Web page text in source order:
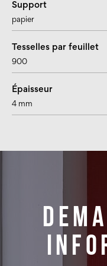
Support
papier
Tesselles par feuillet
900
Épaisseur
4 mm